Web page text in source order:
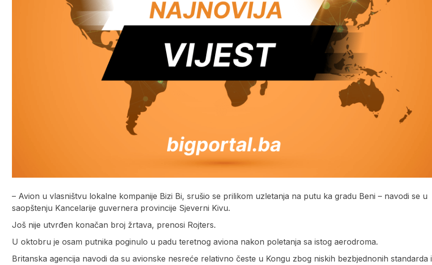
– Avion u vlasništvu lokalne kompanije Bizi Bi, srušio se prilikom uzletanja na putu ka gradu Beni – navodi se u
saopštenju Kancelarije guvernera provincije Sjeverni Kivu.
Još nije utvrđen konačan broj žrtava, prenosi Rojters.
U oktobru je osam putnika poginulo u padu teretnog aviona nakon poletanja sa istog aerodroma.
Britanska agencija navodi da su avionske nesreće relativno česte u Kongu zbog niskih bezbjednonih standarda i